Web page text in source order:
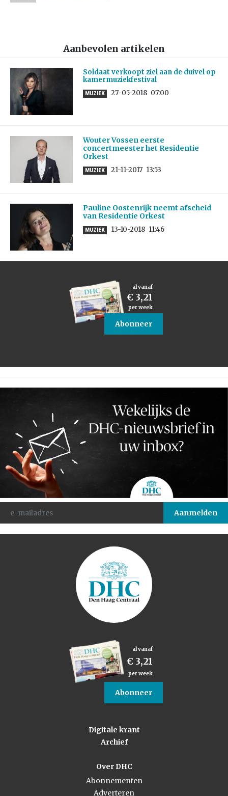
Aanbevolen artikelen
Soldaat verkoopt ziel aan de duivel op
kamermuziekfestival
MUZIEK 27-05-2018 07:00
Wouter Vossen eerste
concertmeester het Residentie
Orkest
MUZIEK 21-11-2017 13:53
Pauline Oostenrijk neemt afscheid
van Residentie Orkest
MUZIEK 13-10-2018 11:46
al vanaf
€ 3,21
per week
Abonneer
al vanaf
€ 3,21
per week
Abonneer
Digitale krant
Archief
Over DHC
Abonnementen
Adverteren